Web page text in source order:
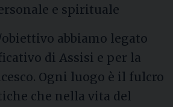
e spirituale
abbiamo legato
di Assisi e per la
Ogni luogo è il fulcro
che nella vita del